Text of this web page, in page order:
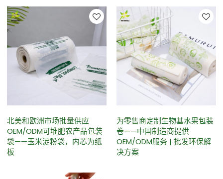
北美和欧洲市场批量供应
OEM/ODM可堆肥农产品包装
袋——玉米淀粉袋，内芯为纸
板
为零售商定制生物基水果包装
卷——中国制造商提供
OEM/ODM服务 | 批发环保解
决方案